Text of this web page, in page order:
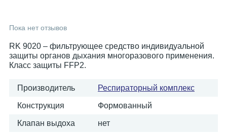
Пока нет отзывов
RK 9020 – фильтрующее средство индивидуальной
защиты органов дыхания многоразового применения.
Класс защиты FFP2.
Производитель Респираторный комплекс
Конструкция Формованный
Клапан выдоха нет